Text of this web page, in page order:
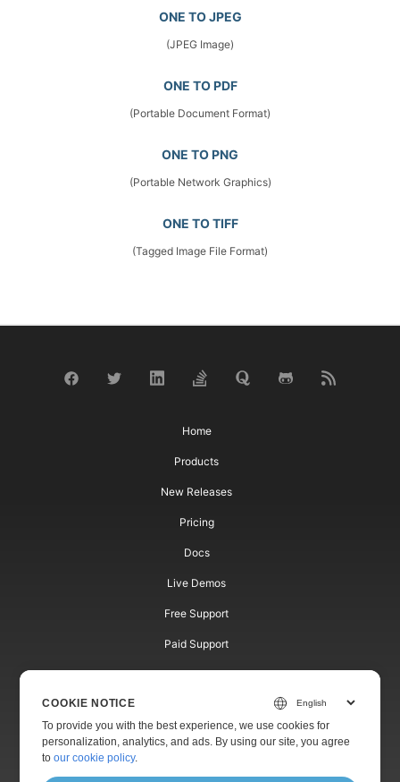
ONE TO JPEG
(JPEG Image)
ONE TO PDF
(Portable Document Format)
ONE TO PNG
(Portable Network Graphics)
ONE TO TIFF
(Tagged Image File Format)
Home
Products
New Releases
Pricing
Docs
Live Demos
Free Support
Paid Support
Paid Consulting
Websites
COOKIE NOTICE
To provide you with the best experience, we use cookies for
personalization, analytics, and ads. By using our site, you agree
toour cookie policy.